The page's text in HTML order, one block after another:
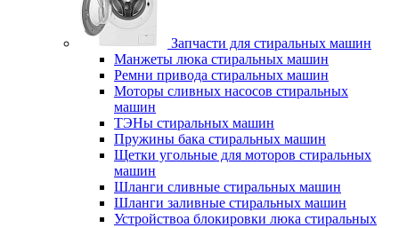
Запчасти для стиральных машин
Манжеты люка стиральных машин
Ремни привода стиральных машин
Моторы сливных насосов стиральных
машин
ТЭНы стиральных машин
Пружины бака стиральных машин
Щетки угольные для моторов стиральных
машин
Шланги сливные стиральных машин
Шланги заливные стиральных машин
Устройствоа блокировки люка стиральных